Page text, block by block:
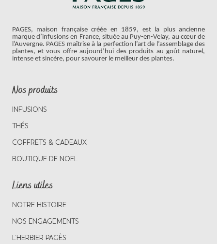
PAGES, maison française créée en 1859, est la plus ancienne
marque d’infusions en France, située au Puy-en-Velay, au cœur de
l’Auvergne. PAGES maîtrise à la perfection l’art de l’assemblage des
plantes, et vous offre aujourd’hui des produits au goût naturel,
intense et sincère, pour savourer le meilleur des plantes.
Nos produits
INFUSIONS
THÉS
COFFRETS & CADEAUX
BOUTIQUE DE NOEL
Liens utiles
NOTRE HISTOIRE
NOS ENGAGEMENTS
L’HERBIER PAGÈS